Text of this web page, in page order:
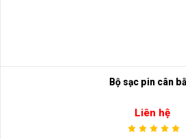
Bộ sạc pin cân
Liên hệ